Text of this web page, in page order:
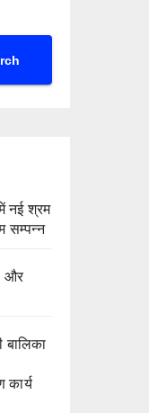
नई श्रम
सम्पन्न
और
बालिका
कार्य